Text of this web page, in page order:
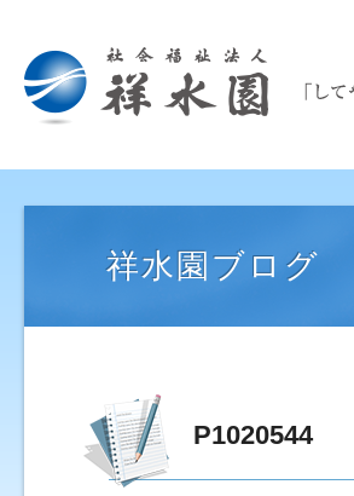
祥水園ブログ
P1020544